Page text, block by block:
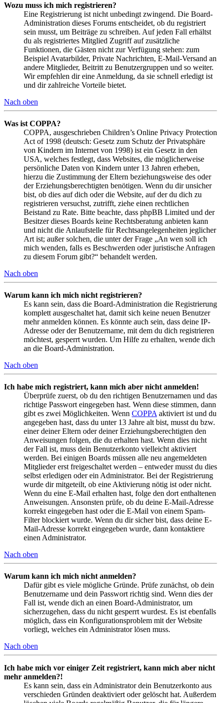
Wozu muss ich mich registrieren?
Eine Registrierung ist nicht unbedingt zwingend. Die Board-
Administration dieses Forums entscheidet, ob du registriert
sein musst, um Beiträge zu schreiben. Auf jeden Fall erhältst
du als registriertes Mitglied Zugriff auf zusätzliche
Funktionen, die Gästen nicht zur Verfügung stehen: zum
Beispiel Avatarbilder, Private Nachrichten, E-Mail-Versand an
andere Mitglieder, Beitritt zu Benutzergruppen und so weiter.
Wir empfehlen dir eine Anmeldung, da sie schnell erledigt ist
und dir zahlreiche Vorteile bietet.
Nach oben
Was ist COPPA?
COPPA, ausgeschrieben Children’s Online Privacy Protection
Act of 1998 (deutsch: Gesetz zum Schutz der Privatsphäre
von Kindern im Internet von 1998) ist ein Gesetz in den
USA, welches festlegt, dass Websites, die möglicherweise
persönliche Daten von Kindern unter 13 Jahren erheben,
hierzu die Zustimmung der Eltern beziehungsweise des oder
der Erziehungsberechtigten benötigen. Wenn du dir unsicher
bist, ob dies auf dich oder die Website, auf der du dich zu
registrieren versuchst, zutrifft, ziehe einen rechtlichen
Beistand zu Rate. Bitte beachte, dass phpBB Limited und der
Besitzer dieses Boards keine Rechtsberatung anbieten kann
und nicht die Anlaufstelle für Rechtsangelegenheiten jeglicher
Art ist; außer solchen, die unter der Frage „An wen soll ich
mich wenden, falls es Beschwerden oder juristische Anfragen
zu diesem Forum gibt?“ behandelt werden.
Nach oben
Warum kann ich mich nicht registrieren?
Es kann sein, dass die Board-Administration die Registrierung
komplett ausgeschaltet hat, damit sich keine neuen Benutzer
mehr anmelden können. Es könnte auch sein, dass deine IP-
Adresse oder der Benutzername, mit dem du dich registrieren
möchtest, gesperrt wurden. Um Hilfe zu erhalten, wende dich
an die Board-Administration.
Nach oben
Ich habe mich registriert, kann mich aber nicht anmelden!
Überprüfe zuerst, ob du den richtigen Benutzernamen und das
richtige Passwort eingegeben hast. Wenn diese stimmen, dann
gibt es zwei Möglichkeiten. Wenn COPPA aktiviert ist und du
angegeben hast, dass du unter 13 Jahre alt bist, musst du bzw.
einer deiner Eltern oder deiner Erziehungsberechtigten den
Anweisungen folgen, die du erhalten hast. Wenn dies nicht
der Fall ist, muss dein Benutzerkonto vielleicht aktiviert
werden. Bei einigen Boards müssen alle neu angemeldeten
Mitglieder erst freigeschaltet werden – entweder musst du dies
selbst erledigen oder ein Administrator. Bei der Registrierung
wurde dir mitgeteilt, ob eine Aktivierung nötig ist oder nicht.
Wenn du eine E-Mail erhalten hast, folge den dort enthaltenen
Anweisungen. Ansonsten prüfe, ob du deine E-Mail-Adresse
korrekt eingegeben hast oder die E-Mail von einem Spam-
Filter blockiert wurde. Wenn du dir sicher bist, dass deine E-
Mail-Adresse korrekt eingegeben wurde, dann kontaktiere
einen Administrator.
Nach oben
Warum kann ich mich nicht anmelden?
Dafür gibt es viele mögliche Gründe. Prüfe zunächst, ob dein
Benutzername und dein Passwort richtig sind. Wenn dies der
Fall ist, wende dich an einen Board-Administrator, um
sicherzugehen, dass du nicht gesperrt wurdest. Es ist ebenfalls
möglich, dass ein Konfigurationsproblem mit der Website
vorliegt, welches ein Administrator lösen muss.
Nach oben
Ich habe mich vor einiger Zeit registriert, kann mich aber nicht
mehr anmelden?!
Es kann sein, dass ein Administrator dein Benutzerkonto aus
verschieden Gründen deaktiviert oder gelöscht hat. Außerdem